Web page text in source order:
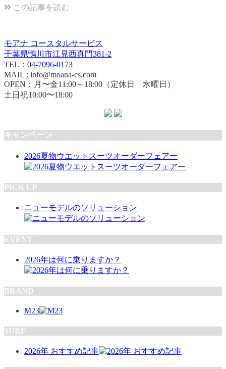
この記事を読む
モアナ コースタルサービス
千葉県鴨川市江見西真門381-2
TEL： 04-7096-0173
MAIL : info@moana-cs.com
OPEN：月〜金11:00～18:00（定休日 水曜日）
土日祝10:00〜18:00
キャンペーン
2026夏物ウエットスーツオーダーフェアー
PICK UP
ニューモデルのソリューション
EVENT
2026年は何に乗りますか？
BRAND
M23
SURF
2026年 おすすめ記事